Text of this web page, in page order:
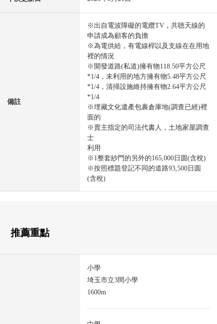
備註
※出自電波障礙的電纜TV，共聴天線的
申請成為顧客的負擔
※為電供給，有電線桿以及支線在在用地
裡的情況
※開發道路(私道)擁有物118.50平方公尺
*1/4，未利用的地方擁有物5.48平方公尺
*1/4，清掃設施維持擁有物2.64平方公尺
*1/4
※埋藏文化遺產包裹倉庫地(調查已經)裡
面的
※賣主指定的司法代書人，土地家屋調查
士
利用
※1整套紗門的另外的165,000日圆(含稅)
※按照標題登記不同的道路93,500日圆
(含稅)
推薦重點
小學
埼玉市立3間小學
1600m